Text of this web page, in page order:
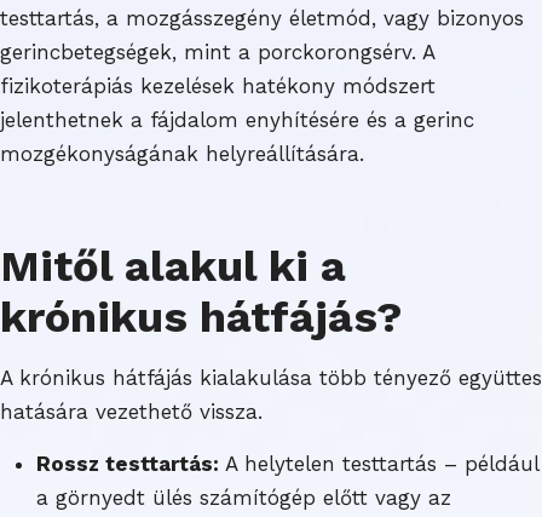
testtartás, a mozgásszegény életmód, vagy bizonyos
gerincbetegségek, mint a porckorongsérv. A
fizikoterápiás kezelések hatékony módszert
jelenthetnek a fájdalom enyhítésére és a gerinc
mozgékonyságának helyreállítására.
Mitől alakul ki a
krónikus hátfájás?
A krónikus hátfájás kialakulása több tényező együttes
hatására vezethető vissza.
Rossz testtartás: A helytelen testtartás – például
a görnyedt ülés számítógép előtt vagy az